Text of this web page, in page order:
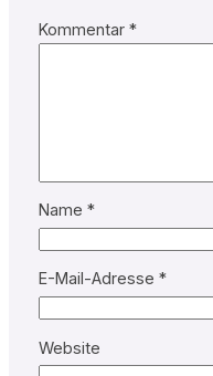
Kommentar *
Name *
E-Mail-Adresse *
Website